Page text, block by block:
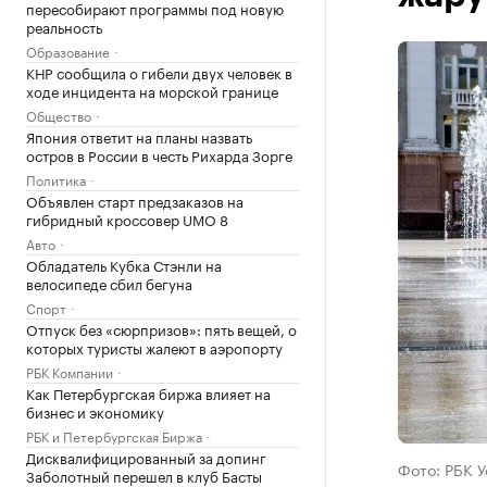
пересобирают программы под новую
реальность
Образование
КНР сообщила о гибели двух человек в
ходе инцидента на морской границе
Общество
Япония ответит на планы назвать
остров в России в честь Рихарда Зорге
Политика
Объявлен старт предзаказов на
гибридный кроссовер UMO 8
Авто
Обладатель Кубка Стэнли на
велосипеде сбил бегуна
Спорт
Отпуск без «сюрпризов»: пять вещей, о
которых туристы жалеют в аэропорту
РБК Компании
Как Петербургская биржа влияет на
бизнес и экономику
РБК и Петербургская Биржа
Дисквалифицированный за допинг
Заболотный перешел в клуб Басты
Фото: РБК